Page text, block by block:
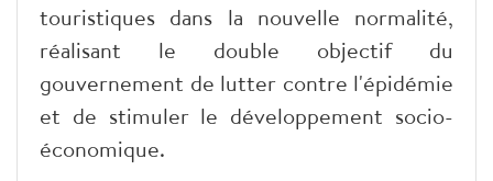
touristiques dans la nouvelle normalité,
réalisant le double objectif du
gouvernement de lutter contre l'épidémie
et de stimuler le développement socio-
économique.